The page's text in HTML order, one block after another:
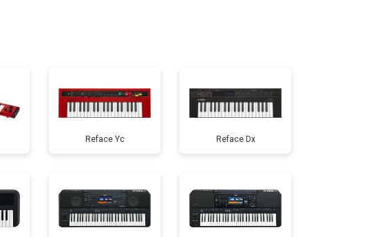
от 800 ₽ Заказать
от 1000 ₽ Заказать
от 1200 ₽ Заказать
Reface Yc Reface Dx